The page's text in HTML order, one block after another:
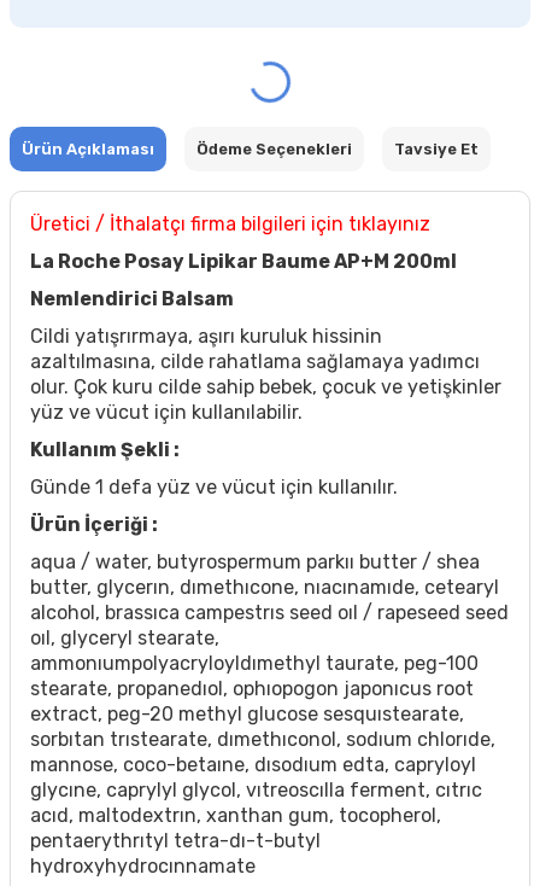
Ürün Açıklaması Ödeme Seçenekleri Tavsiye Et
Üretici / İthalatçı firma bilgileri için tıklayınız
La Roche Posay Lipikar Baume AP+M 200ml
Nemlendirici Balsam
Cildi yatışrırmaya, aşırı kuruluk hissinin
azaltılmasına, cilde rahatlama sağlamaya yadımcı
olur. Çok kuru cilde sahip bebek, çocuk ve yetişkinler
yüz ve vücut için kullanılabilir.
Kullanım Şekli :
Günde 1 defa yüz ve vücut için kullanılır.
Ürün İçeriği :
aqua / water, butyrospermum parkıı butter / shea
butter, glycerın, dımethıcone, nıacınamıde, cetearyl
alcohol, brassıca campestrıs seed oıl / rapeseed seed
oıl, glyceryl stearate,
ammonıumpolyacryloyldımethyl taurate, peg-100
stearate, propanedıol, ophıopogon japonıcus root
extract, peg-20 methyl glucose sesquıstearate,
sorbıtan trıstearate, dımethıconol, sodıum chlorıde,
mannose, coco-betaıne, dısodıum edta, capryloyl
glycıne, caprylyl glycol, vıtreoscılla ferment, cıtrıc
acıd, maltodextrın, xanthan gum, tocopherol,
pentaerythrıtyl tetra-dı-t-butyl
hydroxyhydrocınnamate